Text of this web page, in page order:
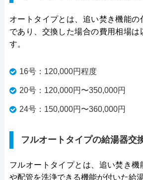
オートタイプとは、追い焚き機能の
であり、交換した場合の費用相場は
す。
16号：120,000円程度
20号：120,000円〜350,000円
24号：150,000円〜360,000円
フルオートタイプの給湯器交
フルオートタイプとは、追い焚き機
や配管を洗浄できる機能が付いた給